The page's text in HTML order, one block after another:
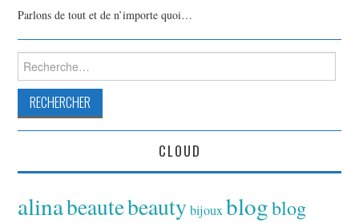
Parlons de tout et de n’importe quoi…
Rechercher :
CLOUD
alinabeautebeauty bijoux blogblog